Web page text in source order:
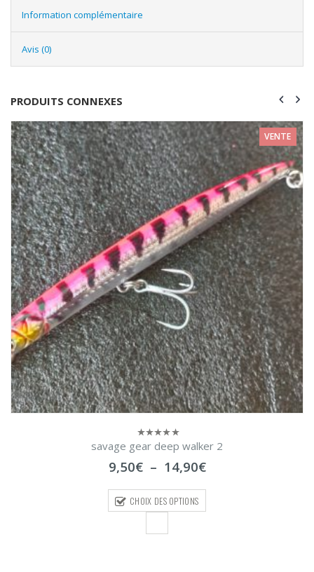
Information complémentaire
Avis (0)
PRODUITS CONNEXES
VENTE
0
sur
5
savage gear deep walker 2
9,50€ – 14,90€Plage
prix :
à
CHOIX DES OPTIONS